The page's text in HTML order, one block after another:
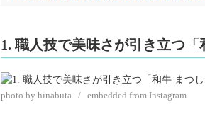
1. 職人技で美味さが引き立つ「
photo by hinabuta / embedded from Instagram